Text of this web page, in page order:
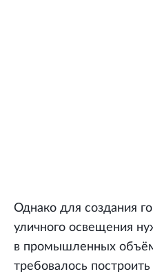
Однако для создания
уличного освещения
в промышленных
требовалось